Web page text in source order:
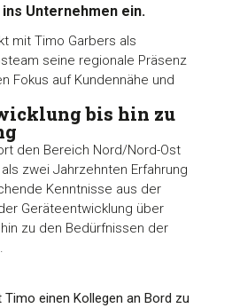
Unternehmen ein.
mit Timo Garbers als
seine regionale Präsenz
Fokus auf Kundennähe und
bis hin zu
den Bereich Nord/Nord-Ost
zwei Jahrzehnten Erfahrung
Kenntnisse aus der
Geräteentwicklung über
zu den Bedürfnissen der
einen Kollegen an Bord zu